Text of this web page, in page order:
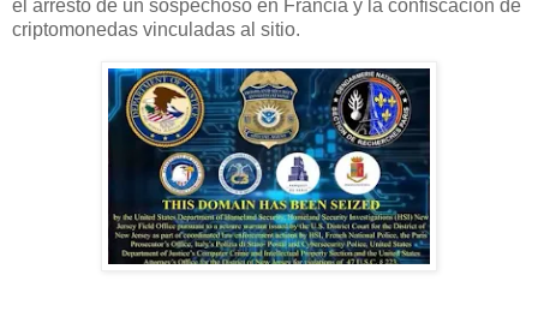
el arresto de un sospechoso en Francia y la confiscación de
criptomonedas vinculadas al sitio.